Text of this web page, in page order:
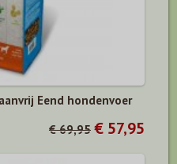
Eend hondenvoer
€ 69,95 € 57,95